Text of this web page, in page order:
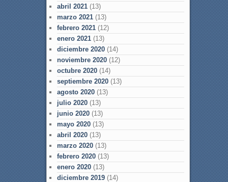
abril 2021(13)
marzo 2021(13)
febrero 2021(12)
enero 2021(13)
diciembre 2020(14)
noviembre 2020(12)
octubre 2020(14)
septiembre 2020(13)
agosto 2020(13)
julio 2020(13)
junio 2020(13)
mayo 2020(13)
abril 2020(13)
marzo 2020(13)
febrero 2020(13)
enero 2020(13)
diciembre 2019(14)